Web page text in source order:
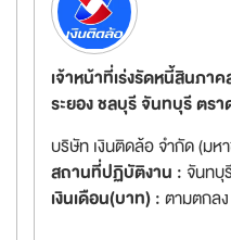
เจ้าหน้าที่เร่งรัดหนี้สินภา
ระยอง ชลบุรี จันทบุรี ตรา
บริษัท เงินติดล้อ จำกัด (มห
สถานที่ปฏิบัติงาน : จันทบุ
เงินเดือน(บาท) :ตามตกลง